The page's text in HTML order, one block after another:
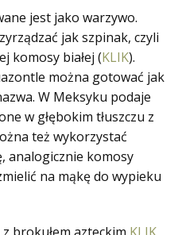
jest jako warzywo.
jak szpinak, czyli
komosy białej (KLIK).
można gotować jak
W Meksyku podaje
w głębokim tłuszczu z
też wykorzystać
analogicznie komosy
na mąkę do wypieku